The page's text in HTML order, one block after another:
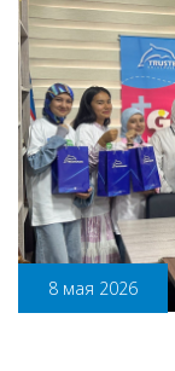
8 мая 2026